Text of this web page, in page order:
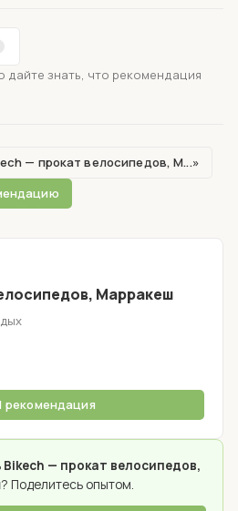
дайте знать, что рекомендация
— прокат велосипедов, М...»
Марракеш
рекомендация
Bikech — прокат велосипедов,
? Поделитесь опытом.